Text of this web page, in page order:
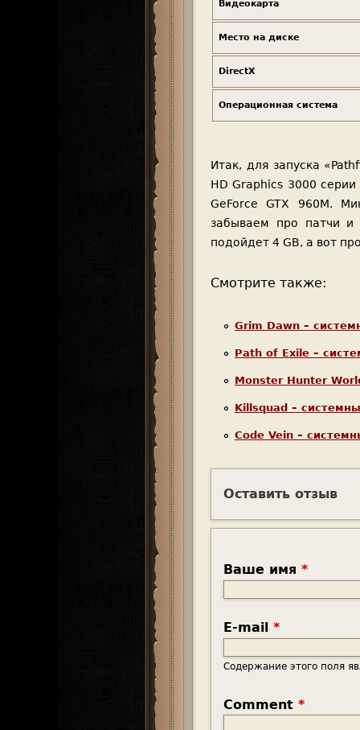
Видеокарта
Место на диске
DirectX
Операционная система
Итак, для запуска
HD Graphics 3000
GeForce GTX 960M.
забываем про патчи и
подойдет 4 GB, а вот
Смотрите также:
Grim Dawn –
Path of Exile –
Monster Hunter
Killsquad –
Code Vein –
Оставить отзыв
Ваше имя *
E-mail *
Содержание этого поля
Comment *